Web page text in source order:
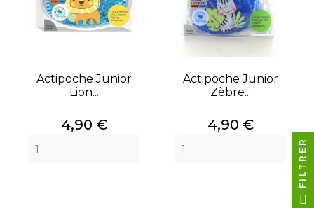
Actipoche Junior
Lion...
Prix
4,90 €
Actipoche Junior
Zèbre...
Prix
4,90 €
FILTRER